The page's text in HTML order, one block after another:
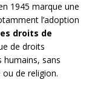
1945 marque une
l’adoption
droits de
de droits
sans
de religion.